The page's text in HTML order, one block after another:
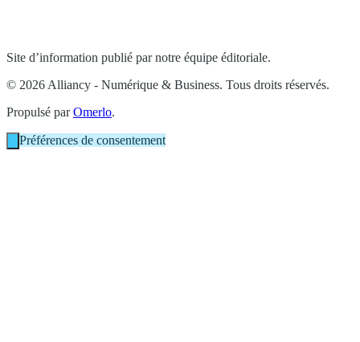
Site d’information publié par notre équipe éditoriale.
© 2026 Alliancy - Numérique & Business. Tous droits réservés.
Propulsé parOmerlo.
Préférences de consentement